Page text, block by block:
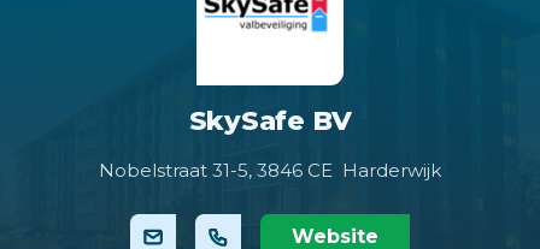
SkySafe BV
Nobelstraat 31-5, 3846 CE Harderwijk
Website